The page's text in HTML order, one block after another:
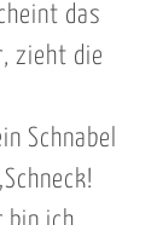
das
zieht die
Schnabel